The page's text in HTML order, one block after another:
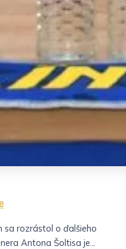
sa rozrástol o ďalšieho
Antona Šoltisa je...